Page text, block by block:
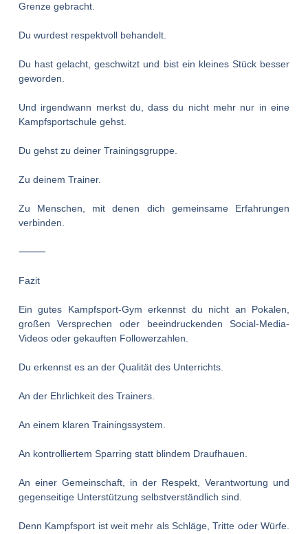
Grenze gebracht.
Du wurdest respektvoll behandelt.
Du hast gelacht, geschwitzt und bist ein kleines Stück besser
geworden.
Und irgendwann merkst du, dass du nicht mehr nur in eine
Kampfsportschule gehst.
Du gehst zu deiner Trainingsgruppe.
Zu deinem Trainer.
Zu Menschen, mit denen dich gemeinsame Erfahrungen
verbinden.
⸻
Fazit
Ein gutes Kampfsport-Gym erkennst du nicht an Pokalen,
großen Versprechen oder beeindruckenden Social-Media-
Videos oder gekauften Followerzahlen.
Du erkennst es an der Qualität des Unterrichts.
An der Ehrlichkeit des Trainers.
An einem klaren Trainingssystem.
An kontrolliertem Sparring statt blindem Draufhauen.
An einer Gemeinschaft, in der Respekt, Verantwortung und
gegenseitige Unterstützung selbstverständlich sind.
Denn Kampfsport ist weit mehr als Schläge, Tritte oder Würfe.